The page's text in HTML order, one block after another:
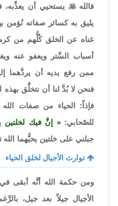
فاللهيستحيي أن يعذِّبه،
يليق به كسائر صفاته نُؤمن
غناه عن الخلق كُلُّهم من
أسباب السِّتر ويعفو عنه
ممن رفع يديه أن يردَّهما
فنحن لا بُدَّ لنا أن نتخلَّق
فإذاً: الحياء من صفات
للصّحابي:
إنَّ فيك لخلتين
جبلني على خلتين يحبُّهما الله
توارث الأجيال لخلق الحياء
ومن حكمة الله أنَّه أبقى في
الأجيال جيلاً بعد جيل،